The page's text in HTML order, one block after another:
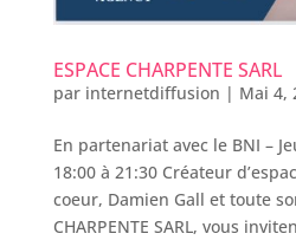
ESPACE CHARPENTE SARL
par internetdiffusion | Mai 4,
En partenariat avec le BNI –
18:00 à 21:30 Créateur
coeur, Damien Gall et toute
CHARPENTE SARL, vous